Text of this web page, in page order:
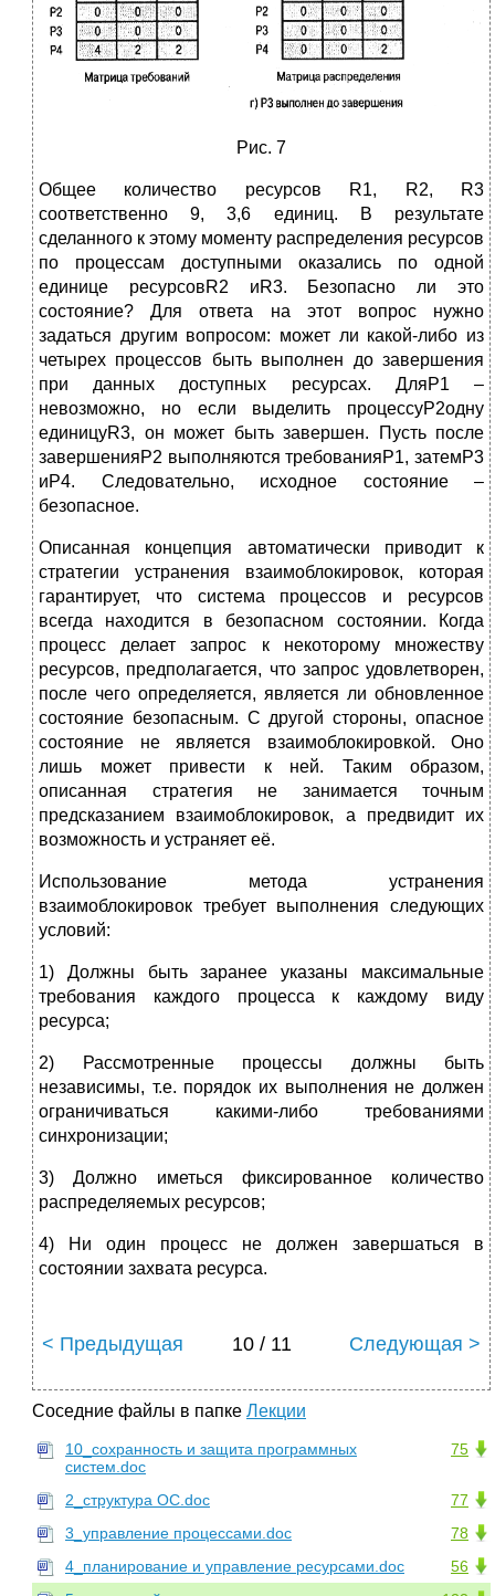
Рис. 7
Общее количество ресурсов R1, R2, R3
соответственно 9, 3,6 единиц. В результате
сделанного к этому моменту распределения ресурсов
по процессам доступными оказались по одной
единице ресурсовR2 иR3. Безопасно ли это
состояние? Для ответа на этот вопрос нужно
задаться другим вопросом: может ли какой-либо из
четырех процессов быть выполнен до завершения
при данных доступных ресурсах. ДляP1 –
невозможно, но если выделить процессуP2одну
единицуR3, он может быть завершен. Пусть после
завершенияP2 выполняются требованияP1, затемP3
иP4. Следовательно, исходное состояние –
безопасное.
Описанная концепция автоматически приводит к
стратегии устранения взаимоблокировок, которая
гарантирует, что система процессов и ресурсов
всегда находится в безопасном состоянии. Когда
процесс делает запрос к некоторому множеству
ресурсов, предполагается, что запрос удовлетворен,
после чего определяется, является ли обновленное
состояние безопасным. С другой стороны, опасное
состояние не является взаимоблокировкой. Оно
лишь может привести к ней. Таким образом,
описанная стратегия не занимается точным
предсказанием взаимоблокировок, а предвидит их
возможность и устраняет её.
Использование метода устранения
взаимоблокировок требует выполнения следующих
условий:
1) Должны быть заранее указаны максимальные
требования каждого процесса к каждому виду
ресурса;
2) Рассмотренные процессы должны быть
независимы, т.е. порядок их выполнения не должен
ограничиваться какими-либо требованиями
синхронизации;
3) Должно иметься фиксированное количество
распределяемых ресурсов;
4) Ни один процесс не должен завершаться в
состоянии захвата ресурса.
< Предыдущая 10 / 11 Следующая >
Соседние файлы в папке Лекции
75
10_сохранность и защита программных
систем.doc
77
2_структура ОС.doc
78
3_управление процессами.doc
56
4_планирование и управление ресурсами.doc